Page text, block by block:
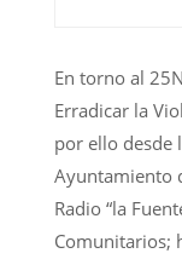
En torno al
Erradicar la
por ello desde
Ayuntamiento
Radio “la
Comunitarios;